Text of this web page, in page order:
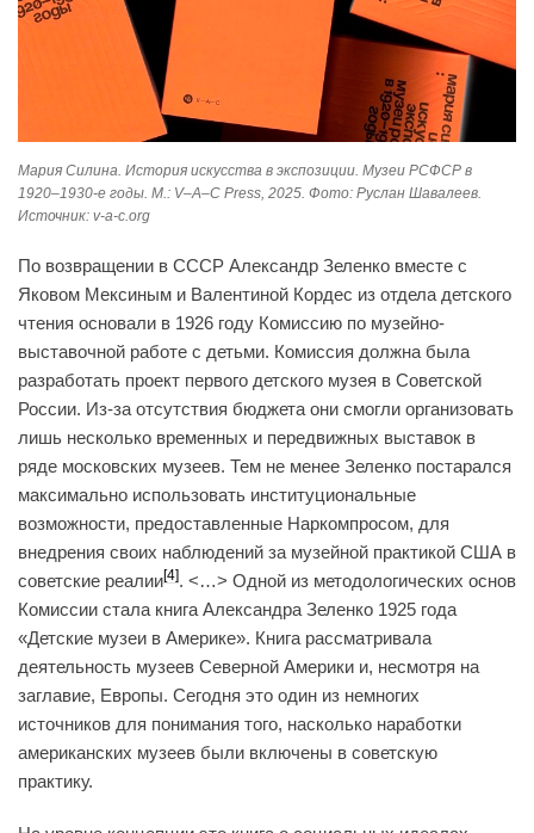
Мария Силина. История искусства в экспозиции. Музеи РСФСР в
1920–1930-е годы. М.: V–A–C Press, 2025. Фото: Руслан Шавалеев.
Источник: v-a-c.org
По возвращении в СССР Александр Зеленко вместе с
Яковом Мексиным и Валентиной Кордес из отдела детского
чтения основали в 1926 году Комиссию по музейно-
выставочной работе с детьми. Комиссия должна была
разработать проект первого детского музея в Советской
России. Из-за отсутствия бюджета они смогли организовать
лишь несколько временных и передвижных выставок в
ряде московских музеев. Тем не менее Зеленко постарался
максимально использовать институциональные
возможности, предоставленные Наркомпросом, для
внедрения своих наблюдений за музейной практикой США в
советские реалии [4] . <…> Одной из методологических основ
Комиссии стала книга Александра Зеленко 1925 года
«Детские музеи в Америке». Книга рассматривала
деятельность музеев Северной Америки и, несмотря на
заглавие, Европы. Сегодня это один из немногих
источников для понимания того, насколько наработки
американских музеев были включены в советскую
практику.